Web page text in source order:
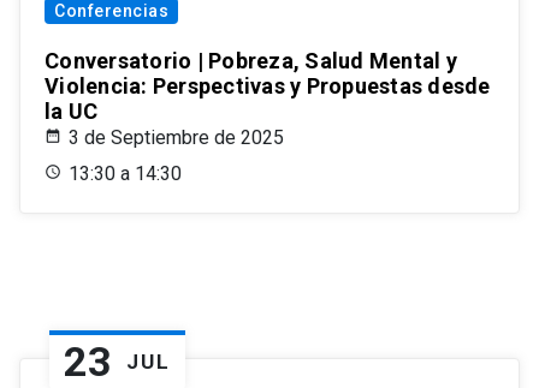
Conferencias
Conversatorio | Pobreza, Salud Mental y
Violencia: Perspectivas y Propuestas desde
la UC
3 de Septiembre de 2025
13:30 a 14:30
23 JUL